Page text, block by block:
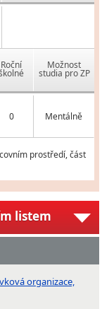
Roční Možnost
studia pro ZP
0 Mentálně
prostředí, část
listem
organizace,